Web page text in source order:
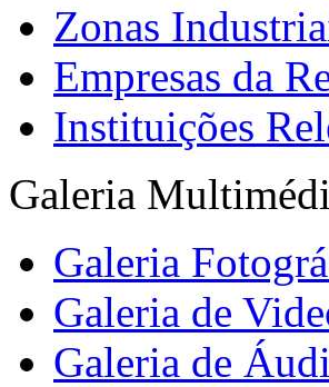
Zonas
Empresas da
Instituições
Galeria
Galeria
Galeria de
Galeria de